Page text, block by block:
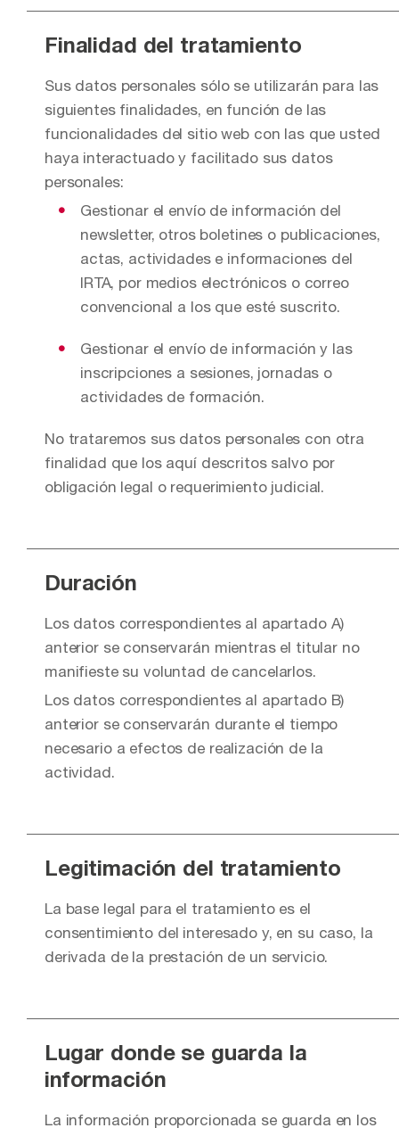
Finalidad del tratamiento
Sus datos personales sólo se utilizarán para las
siguientes finalidades, en función de las
funcionalidades del sitio web con las que usted
haya interactuado y facilitado sus datos
personales:
Gestionar el envío de información del
newsletter, otros boletines o publicaciones,
actas, actividades e informaciones del
IRTA, por medios electrónicos o correo
convencional a los que esté suscrito.
Gestionar el envío de información y las
inscripciones a sesiones, jornadas o
actividades de formación.
No trataremos sus datos personales con otra
finalidad que los aquí descritos salvo por
obligación legal o requerimiento judicial.
Duración
Los datos correspondientes al apartado A)
anterior se conservarán mientras el titular no
manifieste su voluntad de cancelarlos.
Los datos correspondientes al apartado B)
anterior se conservarán durante el tiempo
necesario a efectos de realización de la
actividad.
Legitimación del tratamiento
La base legal para el tratamiento es el
consentimiento del interesado y, en su caso, la
derivada de la prestación de un servicio.
Lugar donde se guarda la
información
La información proporcionada se guarda en los